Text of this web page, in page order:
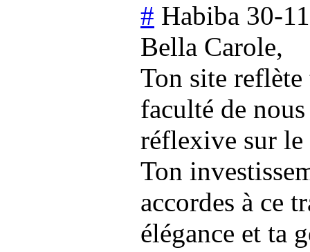
# Habiba 30-
Bella Carole,
Ton site reflète
faculté de
réflexive sur le
Ton
accordes à ce
élégance et ta